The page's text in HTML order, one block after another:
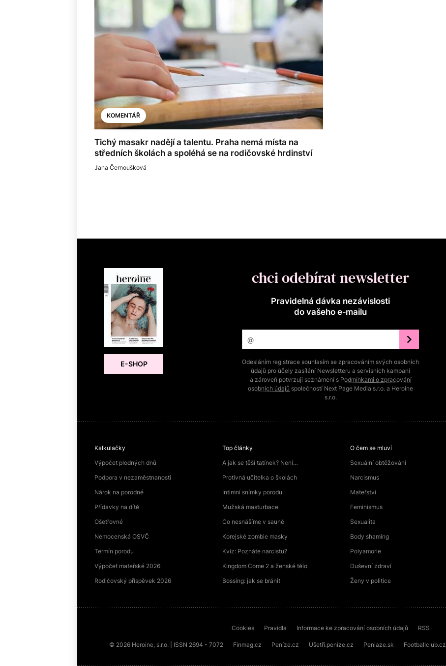
KOMENTÁŘ
Tichý masakr nadějí a talentu. Praha nemá místa na
středních školách a spoléhá se na rodičovské hrdinství
Jana Černoušková
E-SHOP
chci odebírat newsletter
Pravidelná dávka nezávislosti
do vašeho e‑mailu
Odesláním registrace souhlasím se zpracováním svých osobních
údajů pro účely zasílání Newsletteru a servisních kampaní
a zároveň potvrzuji seznámení s Podmínkami o zpracování
osobních údajů společností Next Page Media s.r.o. a Heroine
s.r.o.
Kalkulačky
Výpočet plodných dnů
Podpora v nezaměstnanosti
Nárok na porodné
Přídavky na dítě
Ošetřovné
Nemocenská OSVČ
Termín porodu
Výpočet mateřské 2026
Rodičovský příspěvek 2026
Top články
A jak se těší tatínek? Není…
Protivná učitelka o školách
Intimní snímky porodu
Mužská masturbace
Co nesnášíme v sauně
Korejské zombie masky
Kvíz: Poznáte narcistu?
Kingdom Come 2 a ženské tělo
Bossing: jak se bránit
O čem se mluví
Sexuální obtěžování
Narcismus
Mateřství
Feminismus
Sexualita
Body shaming
Polyamorie
Duševní zdraví
Ženy v politice
Cookies Pravidla Informace ke zpracování osobních údajů RSS
© 2026 Heroine, s.r.o. | ISSN 2694 - 7072 Finmag.cz Peníze.cz Ušetři.peníze.cz Peniaze.sk Footballclub.cz